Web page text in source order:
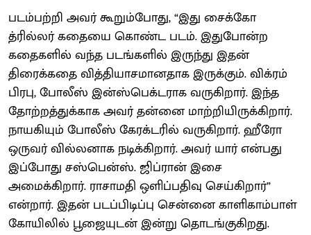
படம்பற்றி அவர் கூறும்போது, “இது சைக்கோ
த்ரில்லர் கதையை கொண்ட படம். இதுபோன்ற
கதைகளில் வந்த படங்களில் இருந்து இதன்
திரைக்கதை வித்தியாசமானதாக இருக்கும். விக்ரம்
பிரபு, போலீஸ் இன்ஸ்பெக்டராக வருகிறார். இந்த
தோற்றத்துக்காக அவர் தன்னை மாற்றியிருக்கிறார்.
நாயகியும் போலீஸ் கேரக்டரில் வருகிறார். ஹீரோ
ஒருவர் வில்லனாக நடிக்கிறார். அவர் யார் என்பது
இப்போது சஸ்பென்ஸ். ஜிப்ரான் இசை
அமைக்கிறார். ராசாமதி ஒளிப்பதிவு செய்கிறார்”
என்றார். இதன் படப்பிடிப்பு சென்னை காளிகாம்பாள்
கோயிலில் பூஜையுடன் இன்று தொடங்குகிறது.